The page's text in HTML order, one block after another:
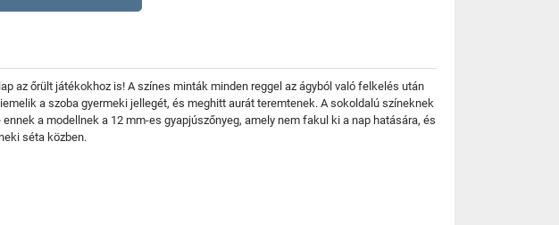
az őrült játékokhoz is! A színes minták minden reggel az ágyból való felkelés után
a szoba gyermeki jellegét, és meghitt aurát teremtenek. A sokoldalú színeknek
a modellnek a 12 mm-es gyapjúszőnyeg, amely nem fakul ki a nap hatására, és
séta közben.